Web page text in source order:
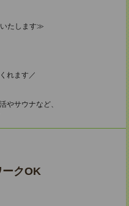
たします≫
れます／
やサウナなど、
クOK